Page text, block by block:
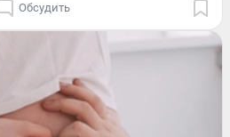
Обсудить